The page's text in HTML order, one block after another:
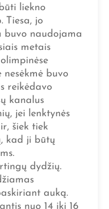
liekno
Tiesa, jo
buvo naudojama
metais
nesėkmė buvo
reikėdavo
kanalus
jei lenktynės
šiek tiek
kad ji būtų
dydžių.
auką.
nuo 14 iki 16